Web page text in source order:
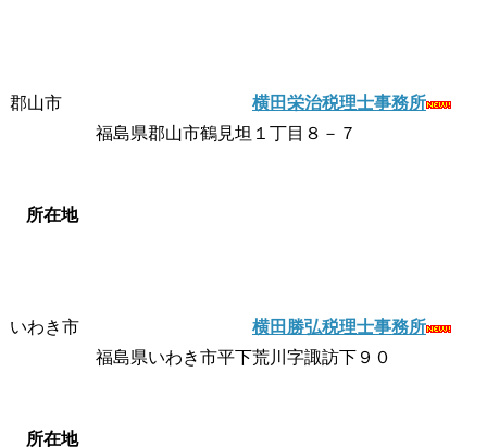
郡山市 横田栄治税理士事務所
所在地
福島県郡山市鶴見坦１丁目８－７
いわき市 横田勝弘税理士事務所
所在地
福島県いわき市平下荒川字諏訪下９０